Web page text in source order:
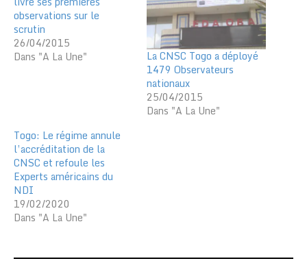
observations sur le
scrutin
26/04/2015
Dans "A La Une"
La CNSC Togo a déployé
1479 Observateurs
nationaux
25/04/2015
Dans "A La Une"
Togo: Le régime annule
l’accréditation de la
CNSC et refoule les
Experts américains du
NDI
19/02/2020
Dans "A La Une"